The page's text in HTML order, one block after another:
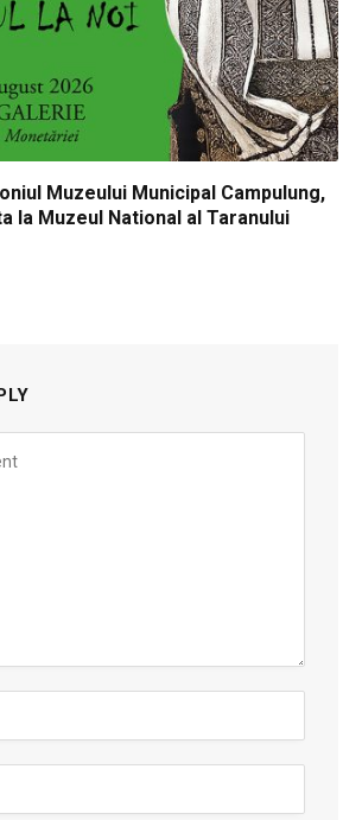
Muzeului Municipal Campulung,
la Muzeul National al Taranului